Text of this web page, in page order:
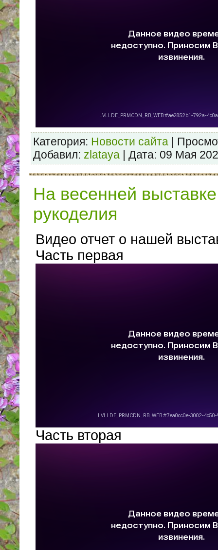
Категория: Новости сайта |
Добавил: zlataya | Дата: 09 Мая
На весенней
рукоделия
Видео отчет о нашей
Часть первая
Часть вторая